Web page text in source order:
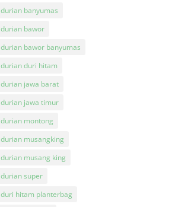
durian banyumas
durian bawor
durian bawor banyumas
durian duri hitam
durian jawa barat
durian jawa timur
durian montong
durian musangking
durian musang king
durian super
duri hitam planterbag